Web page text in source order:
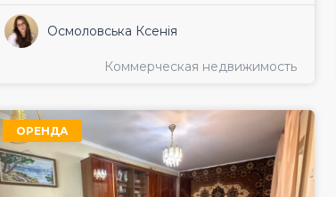
Осмоловська Ксенія
Коммерческая недвижимость
ОРЕНДА